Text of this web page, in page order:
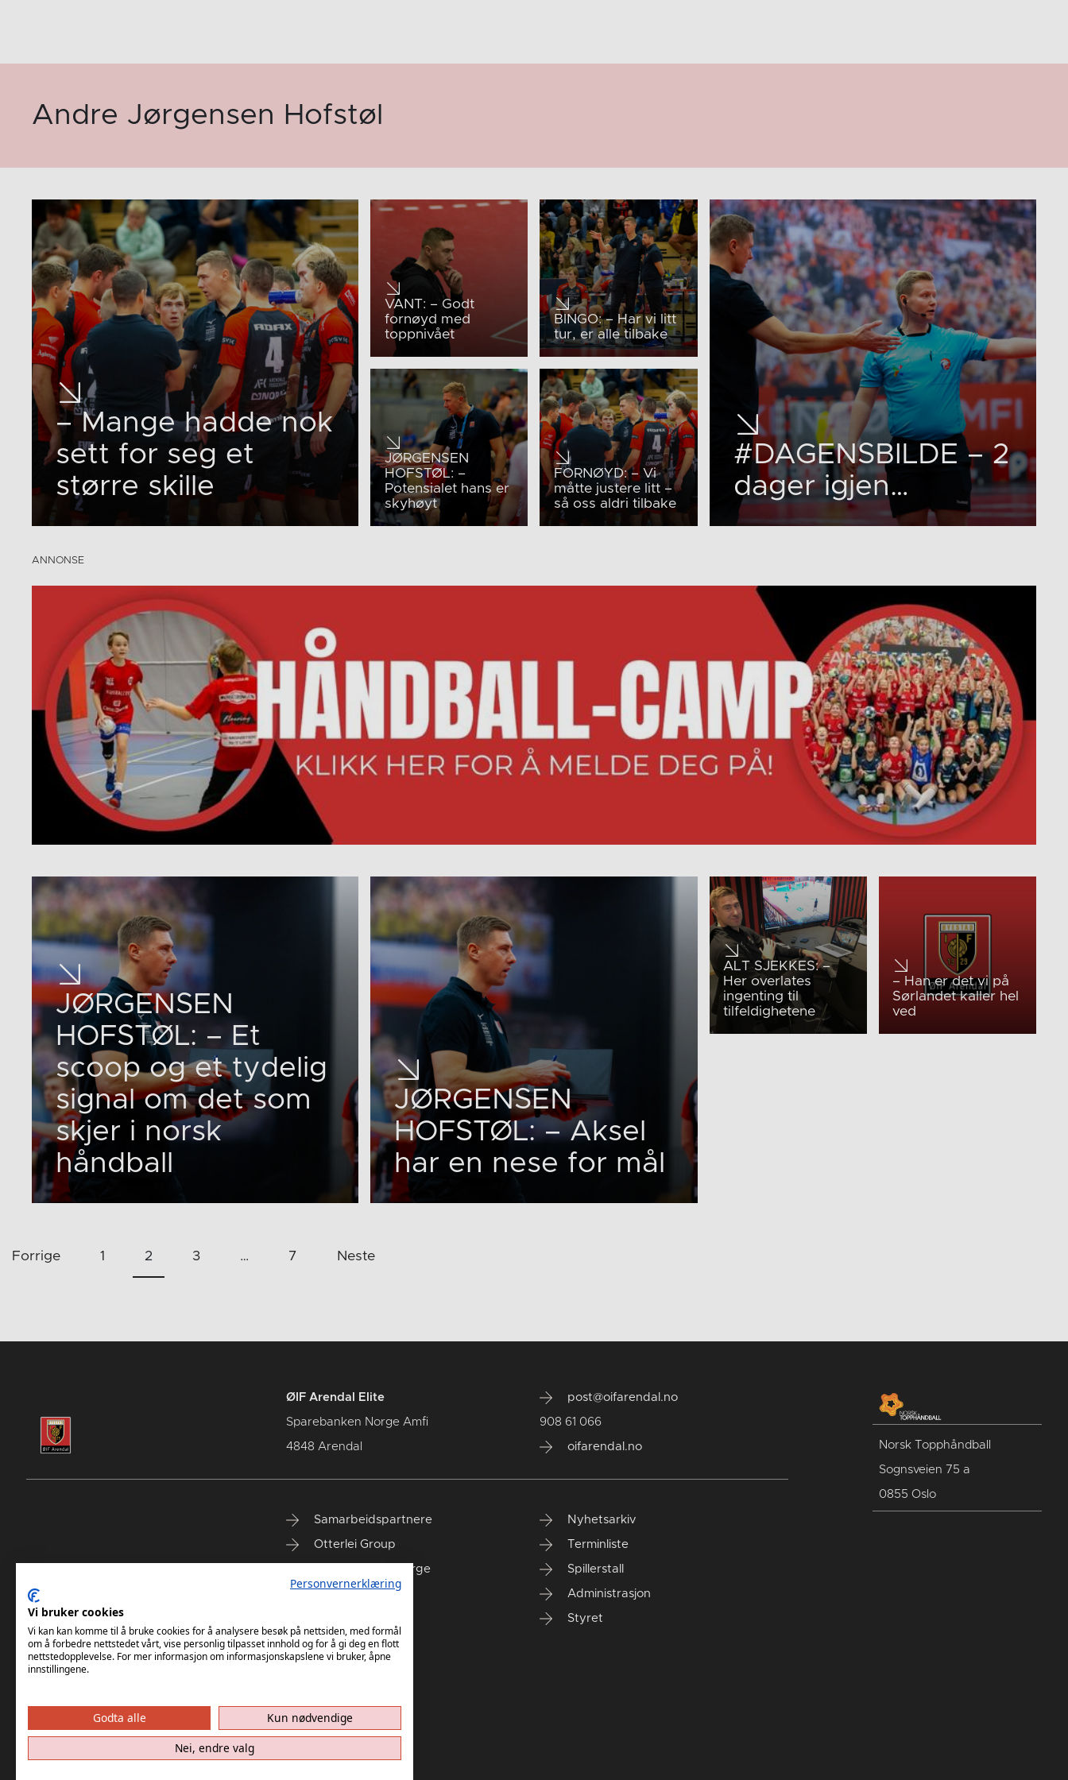
Andre Jørgensen Hofstøl
– Mange hadde nok
sett for seg et
større skille
VANT: – Godt
fornøyd med
toppnivået
BINGO: – Har vi litt
tur, er alle tilbake
JØRGENSEN
HOFSTØL: –
Potensialet hans er
skyhøyt
FORNØYD: – Vi
måtte justere litt –
så oss aldri tilbake
#DAGENSBILDE – 2
dager igjen…
JØRGENSEN
HOFSTØL: – Et
scoop og et tydelig
signal om det som
skjer i norsk
håndball
JØRGENSEN
HOFSTØL: – Aksel
har en nese for mål
ALT SJEKKES: –
Her overlates
ingenting til
tilfeldighetene
– Han er det vi på
Sørlandet kaller hel
ved
Sidepaginering
Forrige 1 2 3 … 7 Neste
ØIF Arendal Elite
Sparebanken Norge Amfi
4848 Arendal
post@oifarendal.no
908 61 066
oifarendal.no
Samarbeidspartnere
Otterlei Group
Sparebanken Norge
Nyhetsarkiv
Terminliste
Spillerstall
Administrasjon
Styret
Norsk Topphåndball
Sognsveien 75 a
0855 Oslo
Personvernerklæring
Vi bruker cookies
Vi kan kan komme til å bruke cookies for å analysere besøk på nettsiden, med formål
om å forbedre nettstedet vårt, vise personlig tilpasset innhold og for å gi deg en flott
nettstedopplevelse. For mer informasjon om informasjonskapslene vi bruker, åpne
innstillingene.
Godta alle
Kun nødvendige
Nei, endre valg